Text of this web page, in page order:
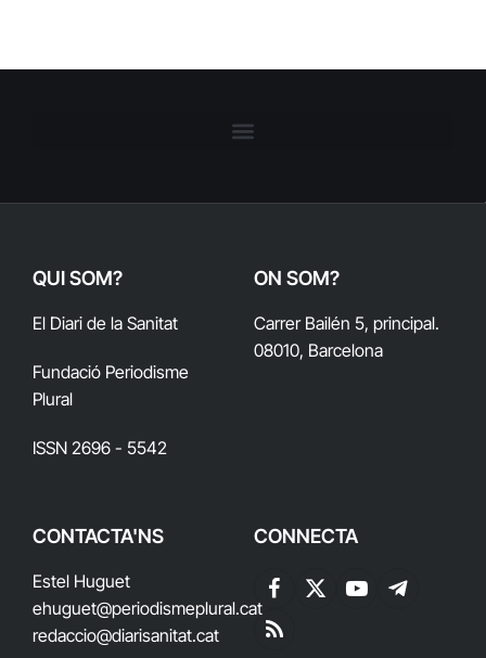
QUI SOM?
El Diari de la Sanitat
Fundació Periodisme
Plural
ISSN 2696 - 5542
ON SOM?
Carrer Bailén 5, principal.
08010, Barcelona
CONTACTA'NS
Estel Huguet
ehuguet@periodismeplural.cat
redaccio@diarisanitat.cat
CONNECTA
Facebook
X
YouTubeTelegram
RSS